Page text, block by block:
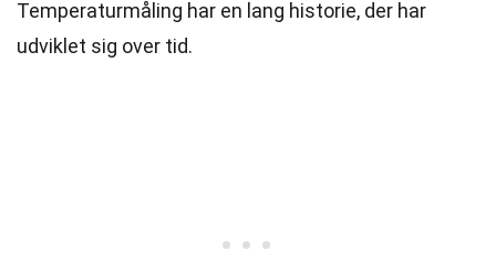
Temperaturmåling har en lang historie, der har
udviklet sig over tid.